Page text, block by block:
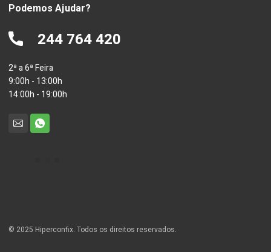
Podemos Ajudar?
244 764 420
2ª a 6ª Feira
9:00h - 13:00h
14:00h - 19:00h
© 2025 Hiperconfix. Todos os direitos reservados.